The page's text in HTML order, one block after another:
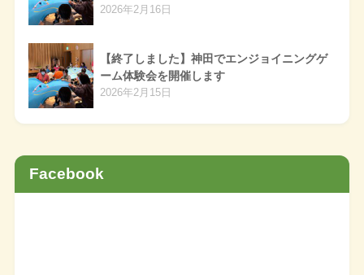
2026年2月16日
【終了しました】神田でエンジョイニングゲ
ーム体験会を開催します
2026年2月15日
Facebook